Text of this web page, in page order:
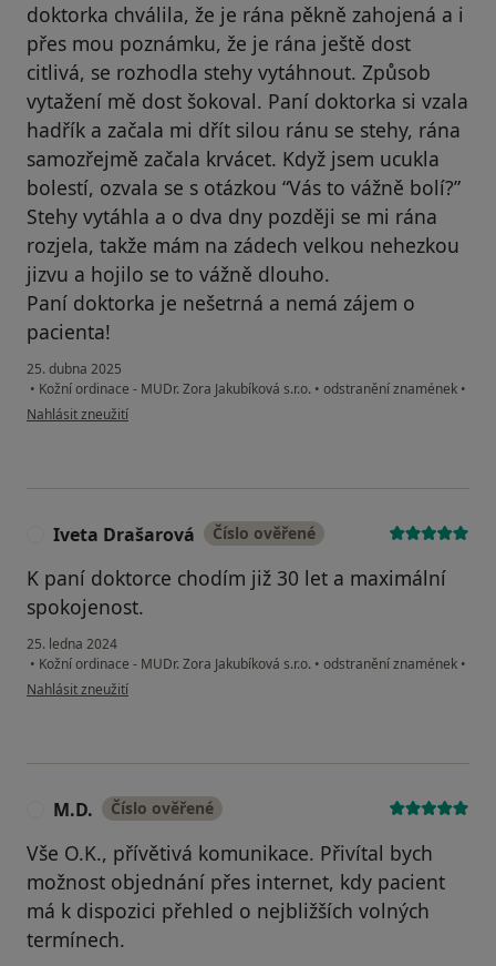
doktorka chválila, že je rána pěkně zahojená a i
přes mou poznámku, že je rána ještě dost
citlivá, se rozhodla stehy vytáhnout. Způsob
vytažení mě dost šokoval. Paní doktorka si vzala
hadřík a začala mi dřít silou ránu se stehy, rána
samozřejmě začala krvácet. Když jsem ucukla
bolestí, ozvala se s otázkou “Vás to vážně bolí?”
Stehy vytáhla a o dva dny později se mi rána
rozjela, takže mám na zádech velkou nehezkou
jizvu a hojilo se to vážně dlouho.
Paní doktorka je nešetrná a nemá zájem o
pacienta!
25. dubna 2025
• Kožní ordinace - MUDr. Zora Jakubíková s.r.o. • odstranění znamének •
podle názoru uživatele K.N.
Nahlásit zneužití
Iveta Drašarová Číslo ověřené
K paní doktorce chodím již 30 let a maximální
spokojenost.
25. ledna 2024
• Kožní ordinace - MUDr. Zora Jakubíková s.r.o. • odstranění znamének •
podle názoru uživatele Iveta Drašarová
Nahlásit zneužití
M.D. Číslo ověřené
Vše O.K., přívětivá komunikace. Přivítal bych
možnost objednání přes internet, kdy pacient
má k dispozici přehled o nejbližších volných
termínech.